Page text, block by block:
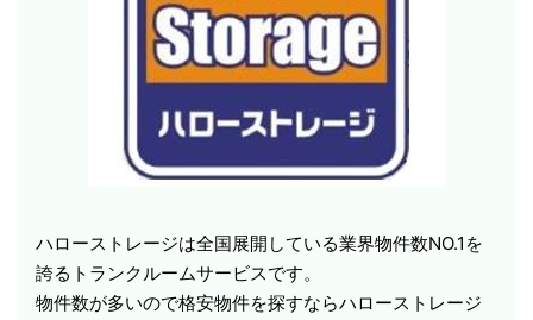
ハローストレージは全国展開している業界物件数NO.1を
誇るトランクルームサービスです。
物件数が多いので格安物件を探すならハローストレージ